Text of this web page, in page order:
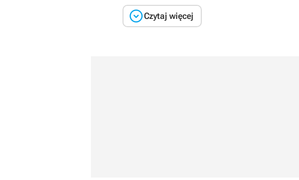
Czytaj więcej